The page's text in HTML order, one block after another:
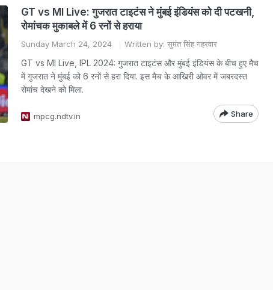
GT vs MI Live: गुजरात टाइटंस ने मुंबई इंडियंस को दी पटखनी,
रोमांचक मुकाबले में 6 रनों से हराया
Sunday March 24, 2024 Written by: सुमंत सिंह गहरवार
GT vs MI Live, IPL 2024: गुजरात टाइटंस और मुंबई इंडियंस के बीच हुए मैच
में गुजरात ने मुंबई को 6 रनों से हरा दिया. इस मैच के आखिरी ओवर में जबरदस्त
रोमांच देखने को मिला.
mpcg.ndtv.in Share